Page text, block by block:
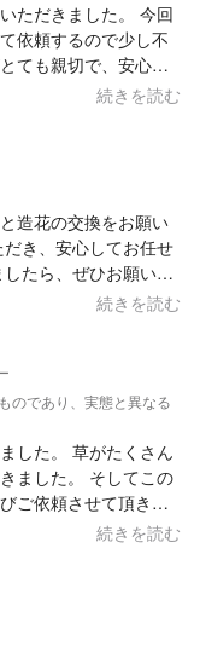
きました。 今回
依頼するので少し不
ても親切で、安心し
当に見違えるほどき
ったです。ありがと
続きを読む
造花の交換をお願い
き、安心してお任せ
たら、ぜひお願いし
続きを読む
のであり、実態と異なる
した。 草がたくさん
ました。 そしてこの
ご依頼させて頂きま
親身になってご対応
続きを読む